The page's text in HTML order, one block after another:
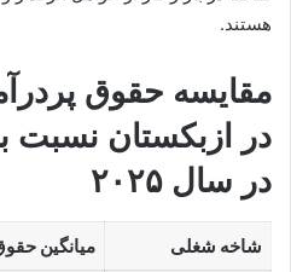
هستند.
مقایسه حقوق
در ازبکستان نسبت
در سال ۲۰۲۵
شاخه شغلی میانگین